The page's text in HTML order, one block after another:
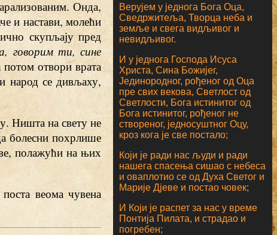
Онда,
и настави, молећи
скупљају пред
говорим ти, сине
отвори врата
народ се дивљаху,
Ништа на свету не
болесни похрлише
полажући на њих
веома чувена
Верујем у једнога Бога Оца,
Сведржитеља, Творца неба и
земље и свега видљивог и
невидљивог.
И у једнога Господа Исуса
Христа, Сина Божијег,
Јединородног, рођеног од Оца
пре свих векова, Светлост од
Светлости, Бога истинитог од
Бога истинитог, рођеног не
створеног, једносуштног Оцу,
кроз кога је све постало;
Који је ради нас људи и ради
нашега спасења сишао с небеса
и оваплотио се од Духа Светог и
Марије Дјеве и постао човек;
И Који је распет за нас у време
Понтија Пилата, и страдао и
погребен;